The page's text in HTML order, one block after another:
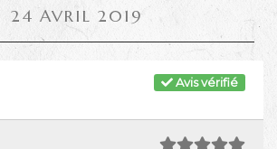
24 AVRIL 2019
Avis vérifié